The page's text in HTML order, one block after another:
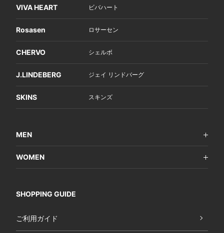
VIVA HEART ビバハート
Rosasen ロサーセン
CHERVO シェルボ
J.LINDEBERG ジェイ リンドバーグ
SKINS スキンズ
MEN
WOMEN
SHOPPING GUIDE
ご利用ガイド